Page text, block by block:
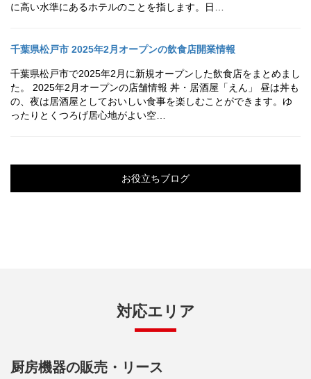
に高い水準にあるホテルのことを指します。日…
千葉県松戸市 2025年2月オープンの飲食店開業情報
千葉県松戸市で2025年2月に新規オープンした飲食店をまとめまし
た。 2025年2月オープンの店舗情報 丼・居酒屋「えん」 昼は丼も
の、夜は居酒屋としておいしい食事を楽しむことができます。ゆ
ったりとくつろげ居心地がよい空…
お役立ちブログ
対応エリア
厨房機器の販売・リース